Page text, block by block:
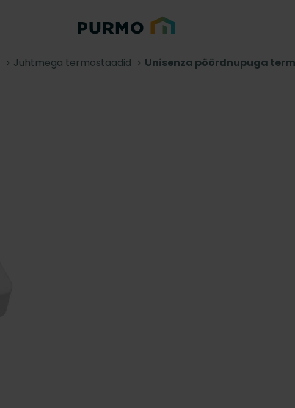
Juhtmega termostaadid Unisenza pöördnupuga